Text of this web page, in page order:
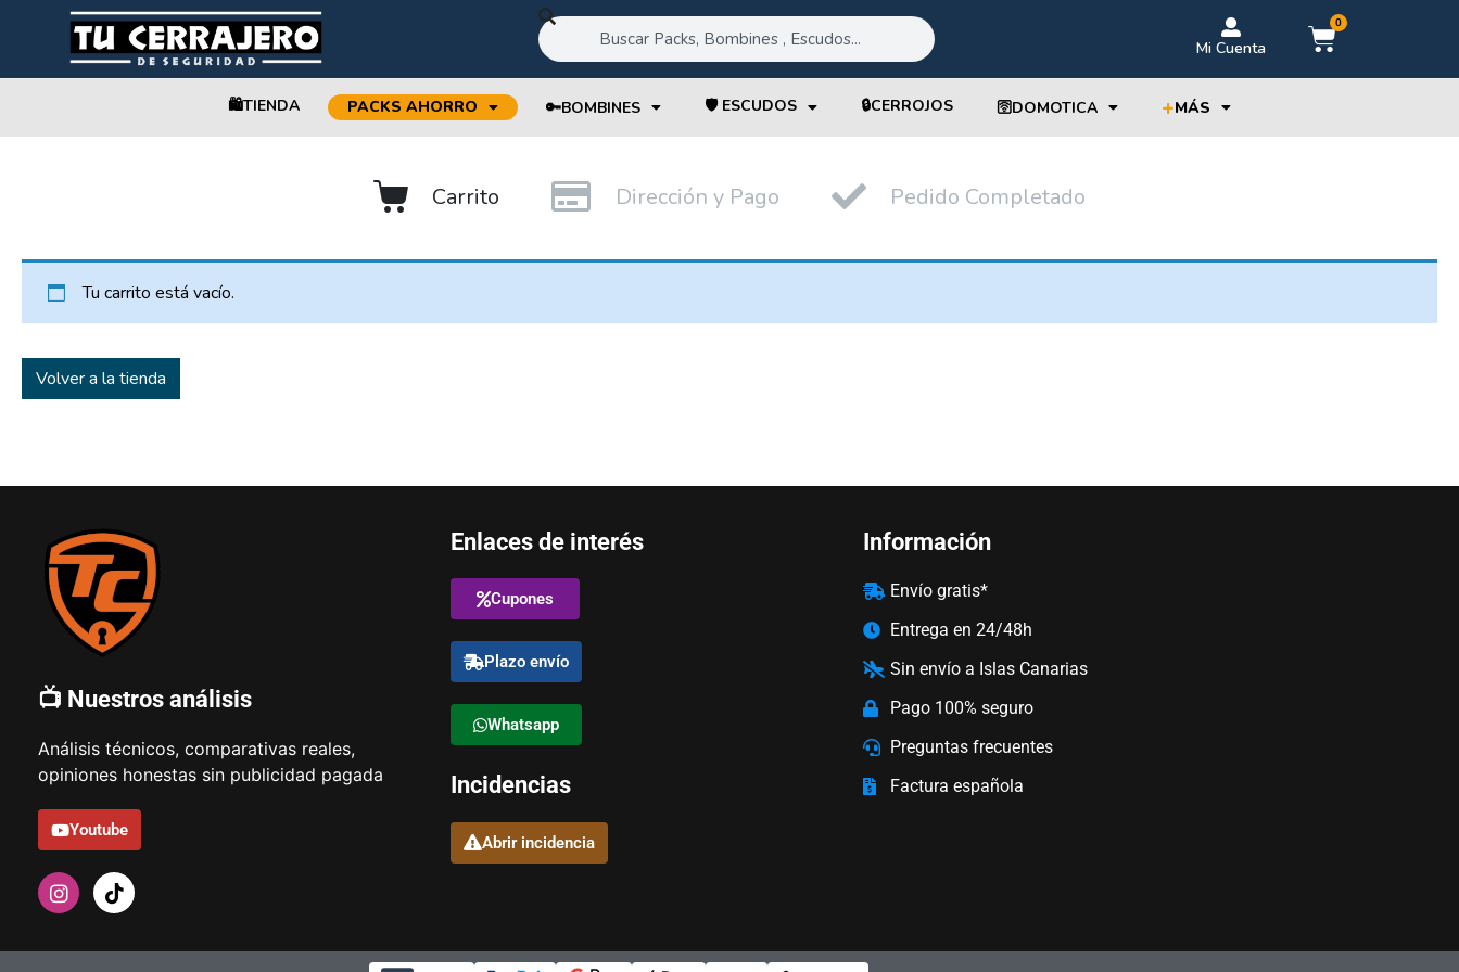
Mi Cuenta
0
🛍️TIENDA PACKS AHORRO 🔑BOMBINES 🛡️ ESCUDOS 🔒CERROJOS 🛜DOMOTICA +MÁS
Carrito Dirección y Pago Pedido Completado
Tu carrito está vacío.
Volver a la tienda
📺 Nuestros análisis
Análisis técnicos, comparativas reales,
opiniones honestas sin publicidad pagada
Youtube
Enlaces de interés
Cupones
Plazo envío
Whatsapp
Incidencias
Abrir incidencia
Información
Envío gratis*
Entrega en 24/48h
Sin envío a Islas Canarias
Pago 100% seguro
Preguntas frecuentes
Factura española